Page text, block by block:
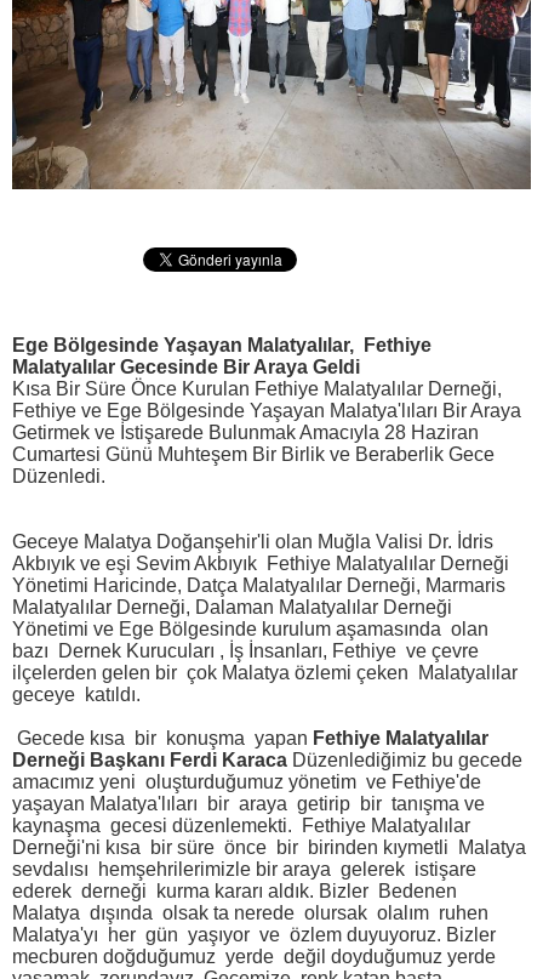
Ege Bölgesinde Yaşayan Malatyalılar, Fethiye
Malatyalılar Gecesinde Bir Araya Geldi
Kısa Bir Süre Önce Kurulan Fethiye Malatyalılar Derneği,
Fethiye ve Ege Bölgesinde Yaşayan Malatya'lıları Bir Araya
Getirmek ve İstişarede Bulunmak Amacıyla 28 Haziran
Cumartesi Günü Muhteşem Bir Birlik ve Beraberlik Gece
Düzenledi.
Geceye Malatya Doğanşehir'li olan Muğla Valisi Dr. İdris
Akbıyık ve eşi Sevim Akbıyık Fethiye Malatyalılar Derneği
Yönetimi Haricinde, Datça Malatyalılar Derneği, Marmaris
Malatyalılar Derneği, Dalaman Malatyalılar Derneği
Yönetimi ve Ege Bölgesinde kurulum aşamasında olan
bazı Dernek Kurucuları , İş İnsanları, Fethiye ve çevre
ilçelerden gelen bir çok Malatya özlemi çeken Malatyalılar
geceye katıldı.
Gecede kısa bir konuşma yapan Fethiye Malatyalılar
Derneği Başkanı Ferdi Karaca Düzenlediğimiz bu gecede
amacımız yeni oluşturduğumuz yönetim ve Fethiye'de
yaşayan Malatya'lıları bir araya getirip bir tanışma ve
kaynaşma gecesi düzenlemekti. Fethiye Malatyalılar
Derneği'ni kısa bir süre önce bir birinden kıymetli Malatya
sevdalısı hemşehrilerimizle bir araya gelerek istişare
ederek derneği kurma kararı aldık. Bizler Bedenen
Malatya dışında olsak ta nerede olursak olalım ruhen
Malatya'yı her gün yaşıyor ve özlem duyuyoruz. Bizler
mecburen doğduğumuz yerde değil doyduğumuz yerde